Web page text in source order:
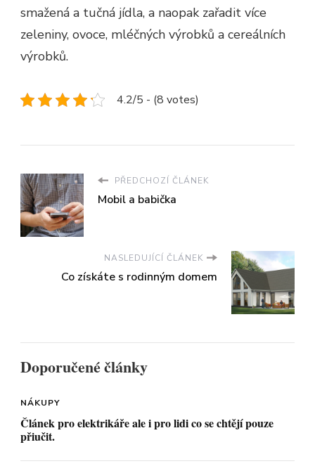
smažená a tučná jídla, a naopak zařadit více
zeleniny, ovoce, mléčných výrobků a cereálních
výrobků.
4.2/5 - (8 votes)
PŘEDCHOZÍ ČLÁNEK
Mobil a babička
NASLEDUJÍCÍ ČLÁNEK
Co získáte s rodinným domem
Doporučené články
NÁKUPY
Článek pro elektrikáře ale i pro lidi co se chtějí pouze
přiučit.